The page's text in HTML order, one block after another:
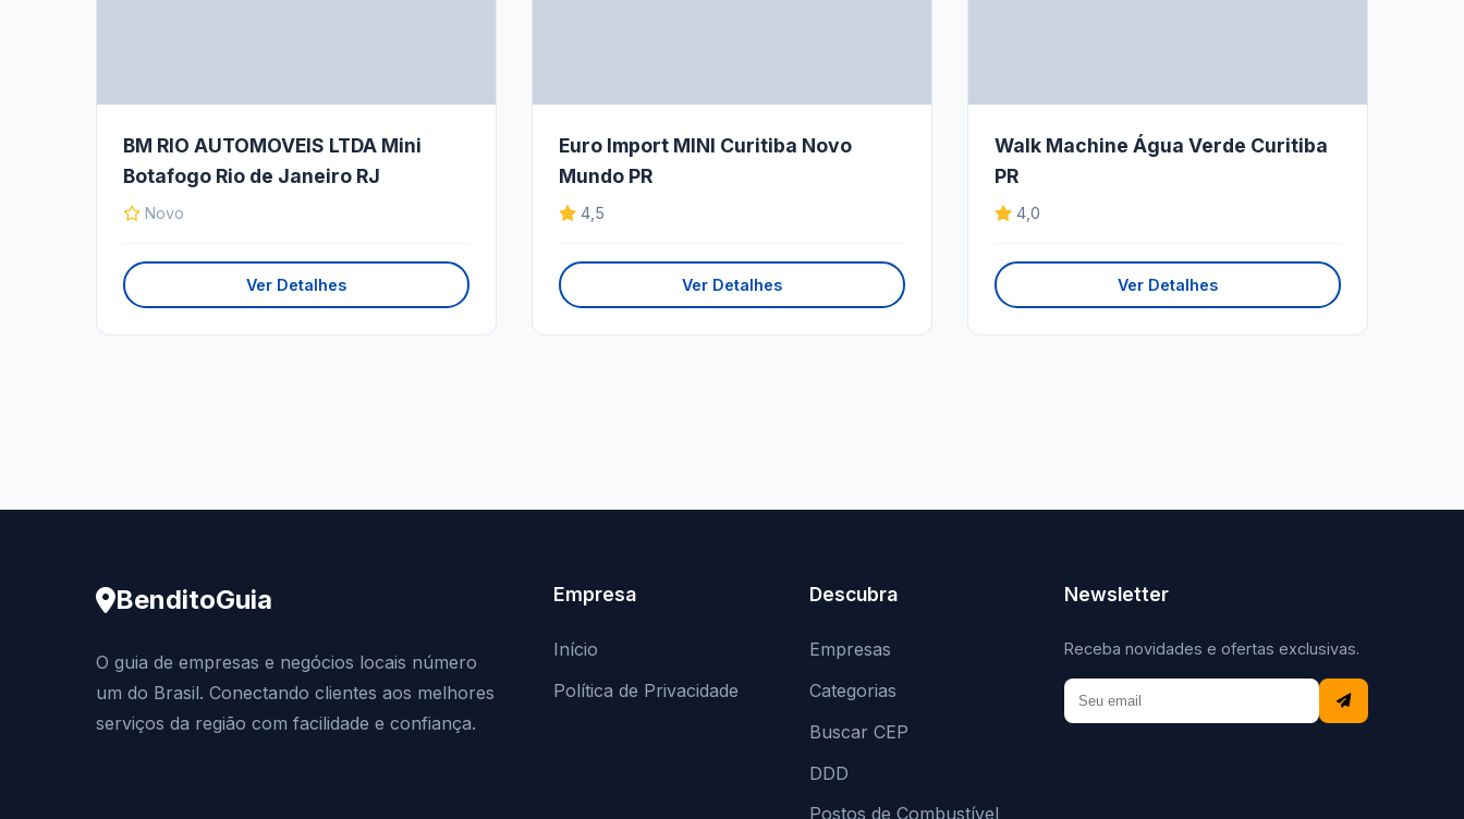
BM RIO AUTOMOVEIS LTDA Mini
Botafogo Rio de Janeiro RJ
Novo
Ver Detalhes
Euro Import MINI Curitiba Novo
Mundo PR
4,5
Ver Detalhes
Walk Machine Água Verde Curitiba
PR
4,0
Ver Detalhes
BenditoGuia
O guia de empresas e negócios locais número
um do Brasil. Conectando clientes aos melhores
serviços da região com facilidade e confiança.
Empresa
Início
Política de Privacidade
Descubra
Empresas
Categorias
Buscar CEP
DDD
Postos de Combustível
Newsletter
Receba novidades e ofertas exclusivas.